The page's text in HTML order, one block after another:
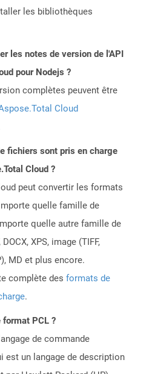
les bibliothèques
les notes de version de l'API
pour Nodejs ?
complètes peuvent être
Cloud
fichiers sont pris en charge
Cloud ?
peut convertir les formats
quelle famille de
quelle autre famille de
XPS, image (TIFF,
MD et plus encore.
complète des formats de
.
format PCL ?
de commande
est un langage de description